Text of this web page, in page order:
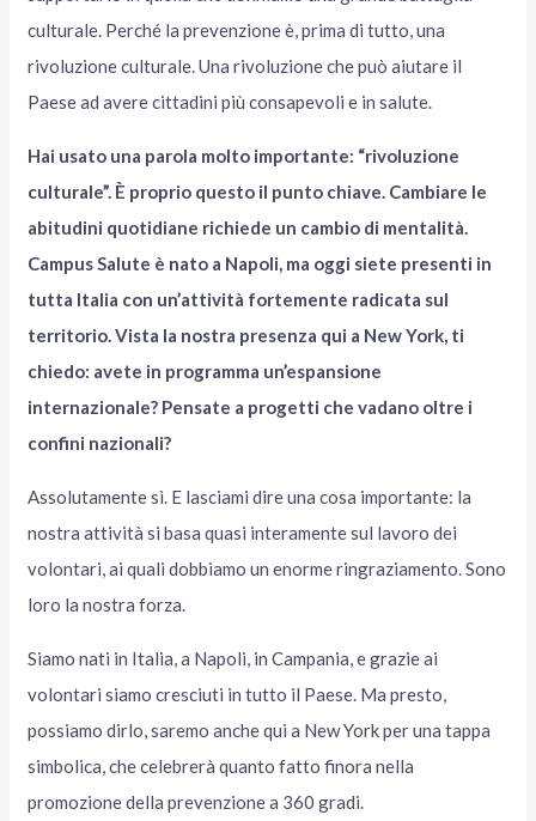
culturale. Perché la prevenzione è, prima di tutto, una
rivoluzione culturale. Una rivoluzione che può aiutare il
Paese ad avere cittadini più consapevoli e in salute.
Hai usato una parola molto importante: “rivoluzione
culturale”. È proprio questo il punto chiave. Cambiare le
abitudini quotidiane richiede un cambio di mentalità.
Campus Salute è nato a Napoli, ma oggi siete presenti in
tutta Italia con un’attività fortemente radicata sul
territorio. Vista la nostra presenza qui a New York, ti
chiedo: avete in programma un’espansione
internazionale? Pensate a progetti che vadano oltre i
confini nazionali?
Assolutamente sì. E lasciami dire una cosa importante: la
nostra attività si basa quasi interamente sul lavoro dei
volontari, ai quali dobbiamo un enorme ringraziamento. Sono
loro la nostra forza.
Siamo nati in Italia, a Napoli, in Campania, e grazie ai
volontari siamo cresciuti in tutto il Paese. Ma presto,
possiamo dirlo, saremo anche qui a New York per una tappa
simbolica, che celebrerà quanto fatto finora nella
promozione della prevenzione a 360 gradi.